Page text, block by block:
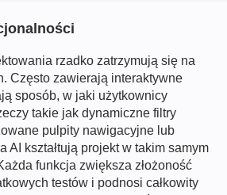
rzadko zatrzymują się na
Często zawierają interaktywne
sposób, w jaki użytkownicy
takie jak dynamiczne filtry
pulpity nawigacyjne lub
AI kształtują projekt w takim samym
funkcja zwiększa złożoność
testów i podnosi całkowity